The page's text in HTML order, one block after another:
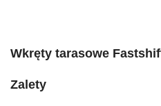
Wkręty tarasowe
Zalety